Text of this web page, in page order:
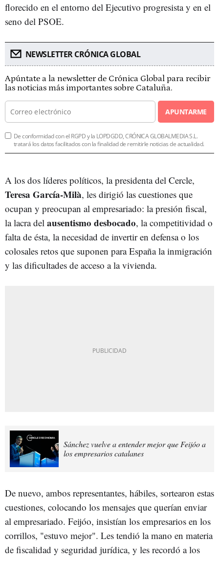
florecido en el entorno del Ejecutivo progresista y en el
seno del PSOE.
NEWSLETTER CRÓNICA GLOBAL
Apúntate a la newsletter de Crónica Global para recibir
las noticias más importantes sobre Cataluña.
APUNTARME
De conformidad con el RGPD y la LOPDGDD, CRÓNICA GLOBALMEDIA S.L.
tratará los datos facilitados con la finalidad de remitirle noticias de actualidad.
A los dos líderes políticos, la presidenta del Cercle,
Teresa García-Milà, les dirigió las cuestiones que
ocupan y preocupan al empresariado: la presión fiscal,
la lacra del ausentismo desbocado, la competitividad o
falta de ésta, la necesidad de invertir en defensa o los
colosales retos que suponen para España la inmigración
y las dificultades de acceso a la vivienda.
Sánchez vuelve a entender mejor que Feijóo a
los empresarios catalanes
De nuevo, ambos representantes, hábiles, sortearon estas
cuestiones, colocando los mensajes que querían enviar
al empresariado. Feijóo, insistían los empresarios en los
corrillos, "estuvo mejor". Les tendió la mano en materia
de fiscalidad y seguridad jurídica, y les recordó a los